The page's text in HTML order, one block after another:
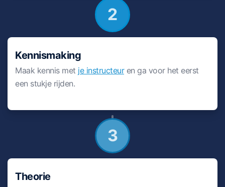
2
Kennismaking
Maak kennis met je instructeuren ga voor het eerst
een stukje rijden.
3
Theorie